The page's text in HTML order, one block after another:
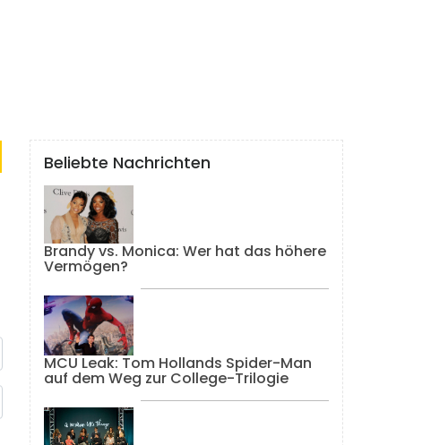
Beliebte Nachrichten
Brandy vs. Monica: Wer hat das höhere
Vermögen?
MCU Leak: Tom Hollands Spider-Man
auf dem Weg zur College-Trilogie